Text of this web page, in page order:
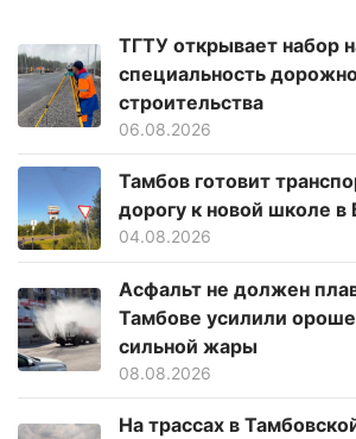
ТГТУ открывает набор
специальность
строительства
06.08.2026
Тамбов готовит
дорогу к новой школе в
04.08.2026
Асфальт не должен
Тамбове усилили
сильной жары
08.08.2026
На трассах в